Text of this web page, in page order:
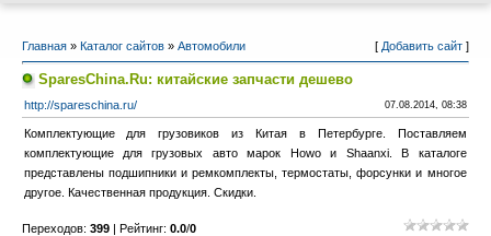
Главная» Каталог сайтов» Автомобили [ Добавить сайт]
SparesChina.Ru: китайские запчасти дешево
http://spareschina.ru/ 07.08.2014, 08:38
Комплектующие для грузовиков из Китая в Петербурге. Поставляем
комплектующие для грузовых авто марок Howo и Shaanxi. В каталоге
представлены подшипники и ремкомплекты, термостаты, форсунки и многое
другое. Качественная продукция. Скидки.
Переходов: 399| Рейтинг: 0.0/0